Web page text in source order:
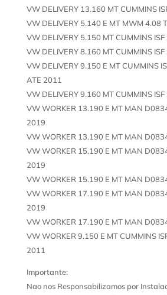
VW DELIVERY 13.160 MT CUMMINS
VW DELIVERY 5.140 E MT MWM 4.08
VW DELIVERY 5.150 MT CUMMINS
VW DELIVERY 8.160 MT CUMMINS
VW DELIVERY 9.150 E MT CUMMINS
ATE 2011
VW DELIVERY 9.160 MT CUMMINS
VW WORKER 13.190 E MT MAN
2019
VW WORKER 13.190 E MT MAN
VW WORKER 15.190 E MT MAN
2019
VW WORKER 15.190 E MT MAN
VW WORKER 17.190 E MT MAN
2019
VW WORKER 17.190 E MT MAN
VW WORKER 9.150 E MT CUMMINS
2011
Importante:
Nao nos Responsabilizamos por